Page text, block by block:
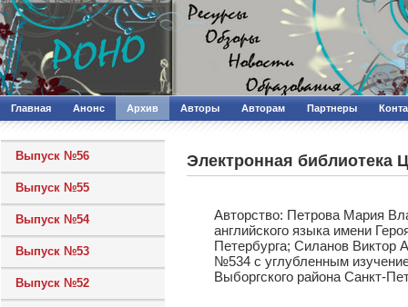
Главная Анонс Архив Авторы Авторам Партнеры
Выпуск №56
Выпуск №55
Выпуск №54
Выпуск №53
Выпуск №52
Электронная
Авторcтво: Петрова Мария
английского языка имени
Петербурга; Силанов Виктор
№534 с углубленным
Выборгского района Санкт-